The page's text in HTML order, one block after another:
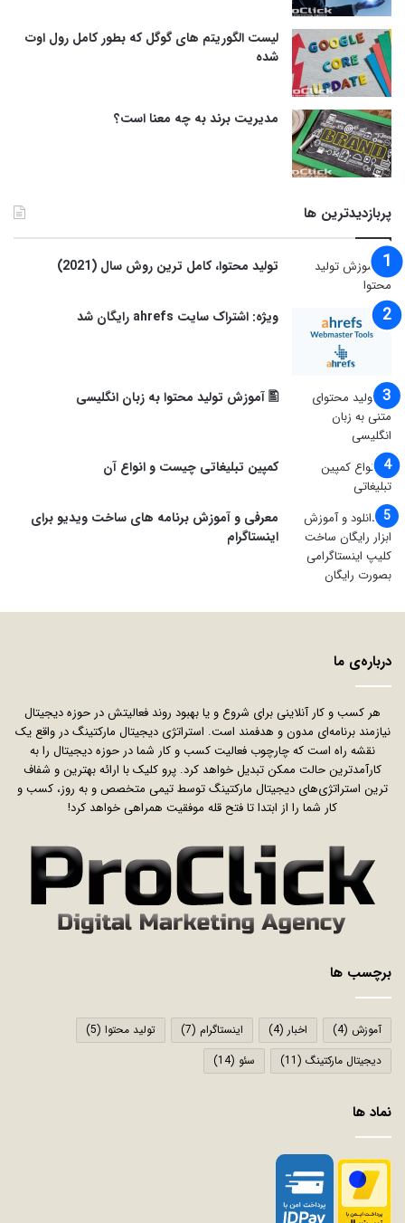
لیست الگوریتم های گوگل که بطور کامل رول اوت
شده
مدیریت برند به چه معنا است؟
پربازدیدترین ها
توليد محتوا، کامل ترین روش سال (2021)
ویژه: اشتراک سایت ahrefs رایگان شد
🖺 آموزش تولید محتوا به زبان انگلیسی
کمپین تبلیغاتی چیست و انواع آن
معرفی و آموزش برنامه های ساخت ویدیو برای
اینستاگرام
درباره‌ی ما
هر کسب و کار آنلاینی برای شروع و یا بهبود روند فعالیتش در حوزه دیجیتال
نیازمند برنامه‌ای مدون و هدفمند است. استراتژی دیجیتال مارکتینگ در واقع یک
نقشه راه است که چارچوب فعالیت کسب و کار شما در حوزه دیجیتال را به
کارآمدترین حالت ممکن تبدیل خواهد کرد. پرو کلیک با ارائه بهترین و شفاف
ترین استراتژی‌های دیجیتال مارکتینگ توسط تیمی متخصص و به روز، کسب و
کار شما را از ابتدا تا فتح قله موفقیت همراهی خواهد کرد!
برچسب ها
آموزش (4) اخبار (4) اینستاگرام (7) تولید محتوا (5)
دیجیتال مارکتینگ (11) سئو (14)
نماد ها